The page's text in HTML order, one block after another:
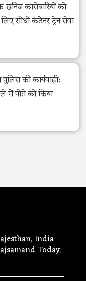
कारोबारियों को
सीधी कंटेनर ट्रेन सेवा
की कार्यवाही:
में पोते को किया
India
Today.